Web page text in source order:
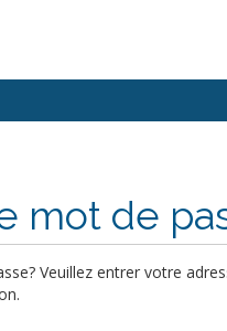
mot de
Veuillez entrer votre